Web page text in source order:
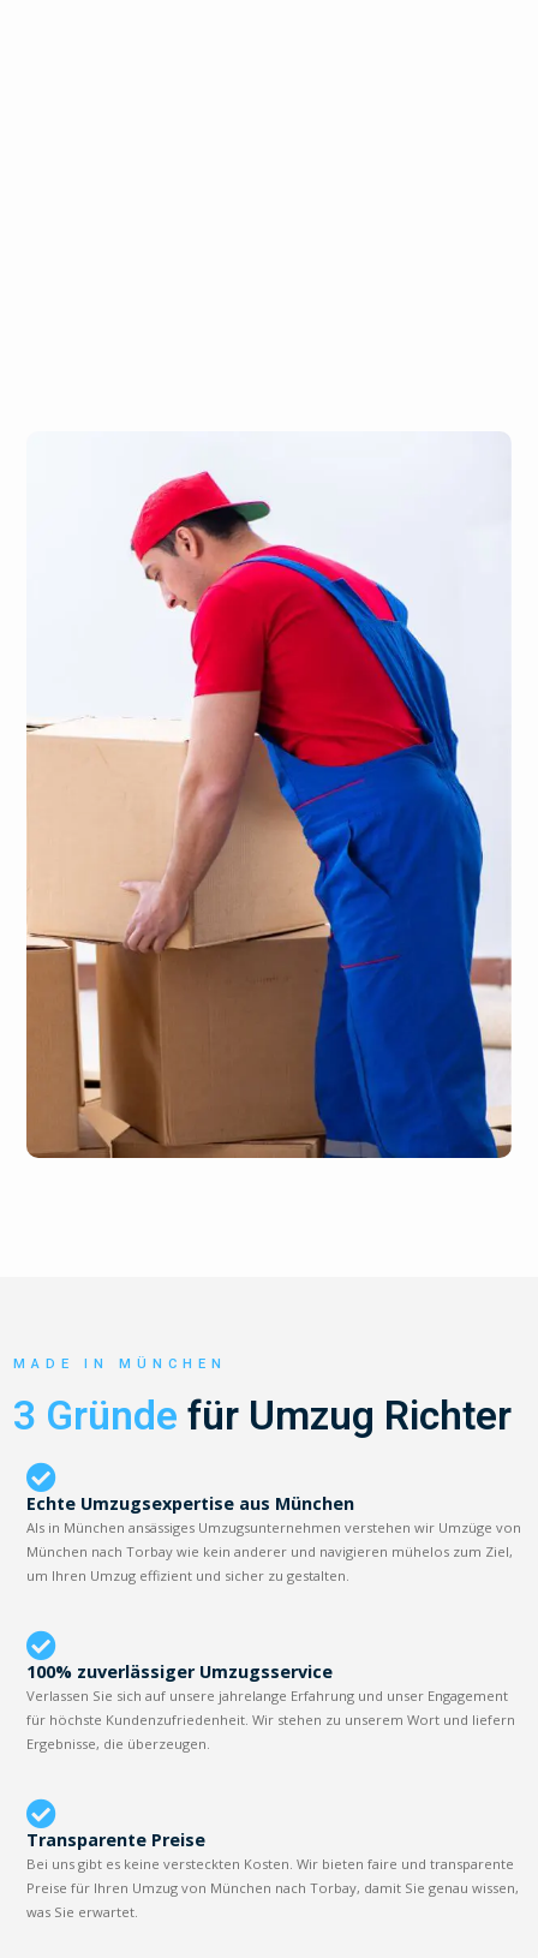
MADE IN MÜNCHEN
3 Gründe für Umzug Richter
Echte Umzugsexpertise aus München
Als in München ansässiges Umzugsunternehmen verstehen wir Umzüge von
München nach Torbay wie kein anderer und navigieren mühelos zum Ziel,
um Ihren Umzug effizient und sicher zu gestalten.
100% zuverlässiger Umzugsservice
Verlassen Sie sich auf unsere jahrelange Erfahrung und unser Engagement
für höchste Kundenzufriedenheit. Wir stehen zu unserem Wort und liefern
Ergebnisse, die überzeugen.
Transparente Preise
Bei uns gibt es keine versteckten Kosten. Wir bieten faire und transparente
Preise für Ihren Umzug von München nach Torbay, damit Sie genau wissen,
was Sie erwartet.